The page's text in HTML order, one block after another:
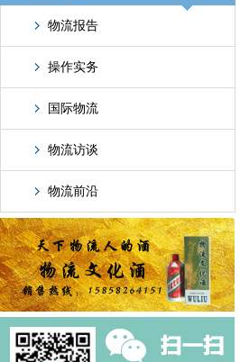
物流报告
操作实务
国际物流
物流访谈
物流前沿